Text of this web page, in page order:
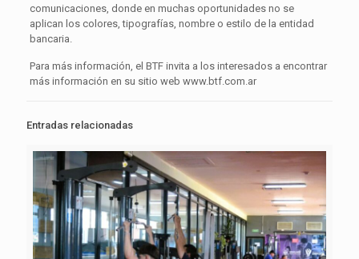
comunicaciones, donde en muchas oportunidades no se
aplican los colores, tipografías, nombre o estilo de la entidad
bancaria.
Para más información, el BTF invita a los interesados a encontrar
más información en su sitio web www.btf.com.ar
Entradas relacionadas